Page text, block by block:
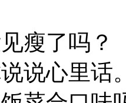
瘦了吗？
说心里话